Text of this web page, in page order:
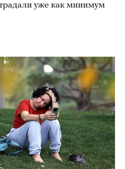
уже как минимум